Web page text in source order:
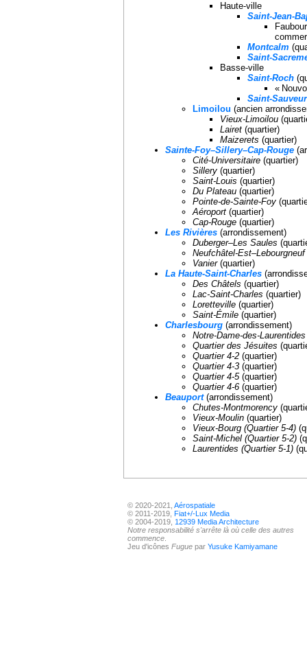
Haute-ville
Saint-Jean-
Montcalm
Saint-
Basse-ville
Saint-Roch
«
Saint-Sauveur
Limoilou (ancien
Vieux-Limoilou
Lairet (quartier)
Maizerets (quartier)
Sainte-Foy–Sillery–Cap-Rouge
Cité-Universitaire (quartier)
Sillery (quartier)
Saint-Louis (quartier)
Du Plateau (quartier)
Pointe-de-Sainte-Foy
Aéroport (quartier)
Cap-Rouge (quartier)
Les Rivières (arrondissement)
Duberger–Les Saules
Neufchâtel-Est–Lebourgneuf
Vanier(quartier)
La Haute-Saint-Charles
Des Châtels (quartier)
Lac-Saint-Charles (quartier)
Loretteville (quartier)
Saint-Émile (quartier)
Charlesbourg (arrondissement)
Notre-Dame-des-Laurentides
Quartier des Jésuites
Quartier 4-2 (quartier)
Quartier 4-3 (quartier)
Quartier 4-5(quartier)
Quartier 4-6 (quartier)
Beauport(arrondissement)
Chutes-Montmorency
Vieux-Moulin (quartier)
Vieux-Bourg (Quartier 5-4)
Saint-Michel (Quartier 5-2)
Laurentides (Quartier 5-1)
© 2020-2021, Aérospatiale
© 2011-2019, Fiat+/-Lux Media
© 2004-2019, 12939 Media Architecture
Notre responsabilité s'arrête là où celle des autres
commence
Jeu d'icônes Fugue par Yusuke Kamiyamane